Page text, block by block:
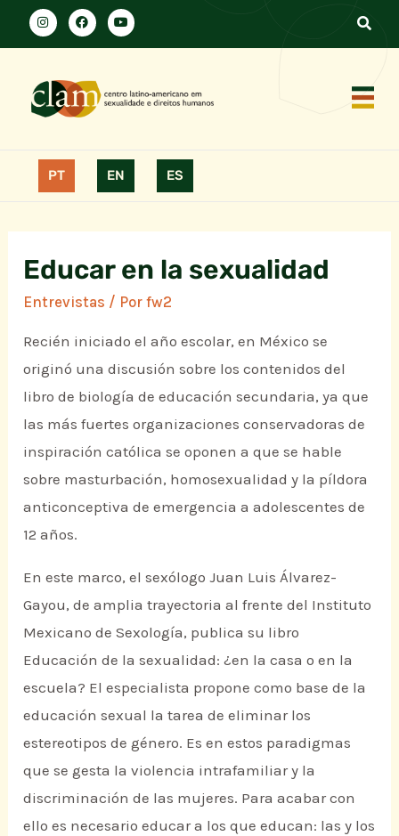
PT EN ES
Educar en la sexualidad
Entrevistas / Porfw2
Recién iniciado el año escolar, en México se
originó una discusión sobre los contenidos del
libro de biología de educación secundaria, ya que
las más fuertes organizaciones conservadoras de
inspiración católica se oponen a que se hable
sobre masturbación, homosexualidad y la píldora
anticonceptiva de emergencia a adolescentes de
12 años.
En este marco, el sexólogo Juan Luis Álvarez-
Gayou, de amplia trayectoria al frente del Instituto
Mexicano de Sexología, publica su libro
Educación de la sexualidad: ¿en la casa o en la
escuela? El especialista propone como base de la
educación sexual la tarea de eliminar los
estereotipos de género. Es en estos paradigmas
que se gesta la violencia intrafamiliar y la
discriminación de las mujeres. Para acabar con
ello es necesario educar a los que educan: las y los